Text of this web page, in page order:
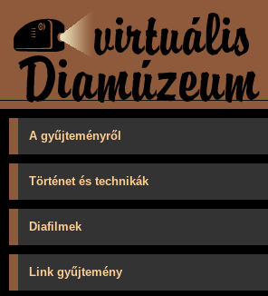
A gyűjteményről
Történet és technikák
Diafilmek
Link gyűjtemény